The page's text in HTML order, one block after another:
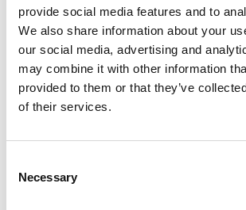
provide social media features and to
We also share information about your
our social media, advertising and
may combine it with other information
provided to them or that they’ve
of their services.
Selection
Necessary
Repubblica Ceca